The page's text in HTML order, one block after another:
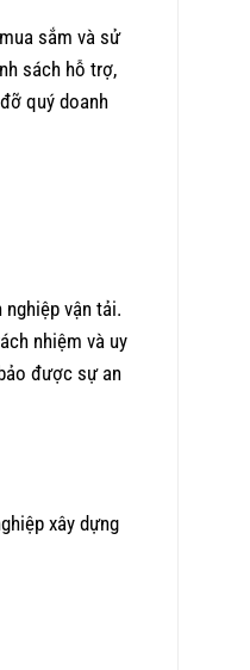
sắm và sử
sách hỗ trợ,
quý doanh
vận tải.
nhiệm và uy
được sự an
xây dựng